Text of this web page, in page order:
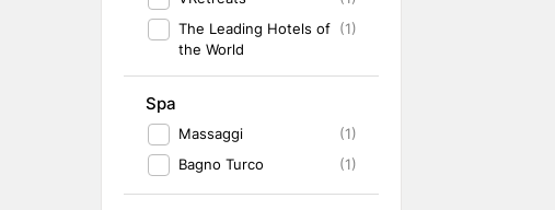
The Leading Hotels of
the World
(1)
Spa
Massaggi
(1)
Bagno Turco
(1)